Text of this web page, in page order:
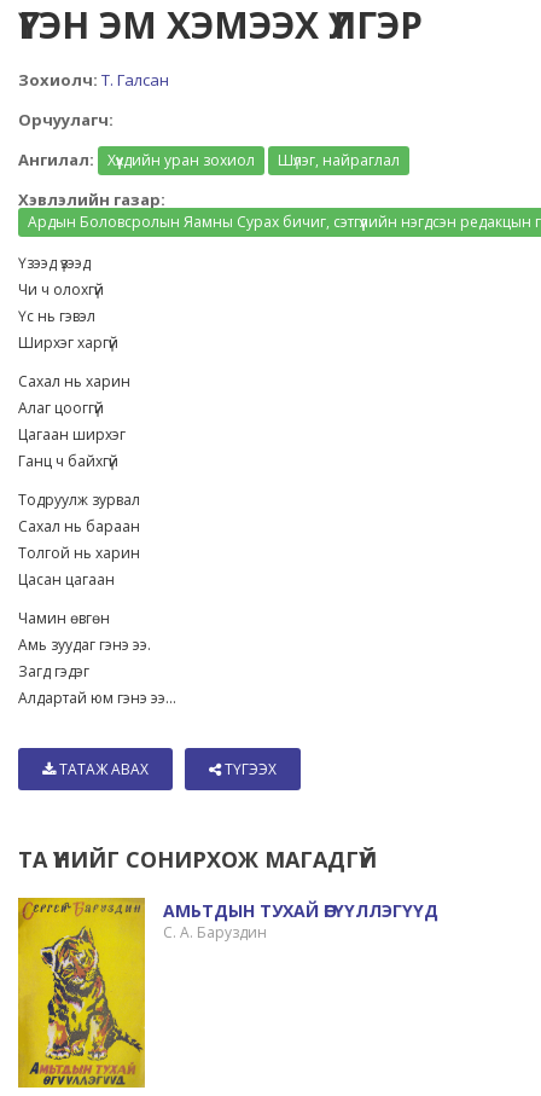
ҮГЭН ЭМ ХЭМЭЭХ ҮЛГЭР
Зохиолч: Т. Галсан
Орчуулагч:
Ангилал:
Хүүхдийн уран зохиол Шүлэг, найраглал
Хэвлэлийн газар:
Ардын Боловсролын Яамны Сурах бичиг, сэтгүүлийн нэгдсэн редакцын
Үзээд үзээд
Чи ч олохгүй
Үс нь гэвэл
Ширхэг харгүй
Сахал нь харин
Алаг цооггүй
Цагаан ширхэг
Ганц ч байхгүй
Тодруулж зурвал
Сахал нь бараан
Толгой нь харин
Цасан цагаан
Чамин өвгөн
Амь зуудаг гэнэ ээ.
Загд гэдэг
Алдартай юм гэнэ ээ...
ТАТАЖ АВАХ ТҮГЭЭХ
ТА ҮҮНИЙГ СОНИРХОЖ МАГАДГҮЙ
АМЬТДЫН ТУХАЙ ӨГҮҮЛЛЭГҮҮД
С. А. Баруздин